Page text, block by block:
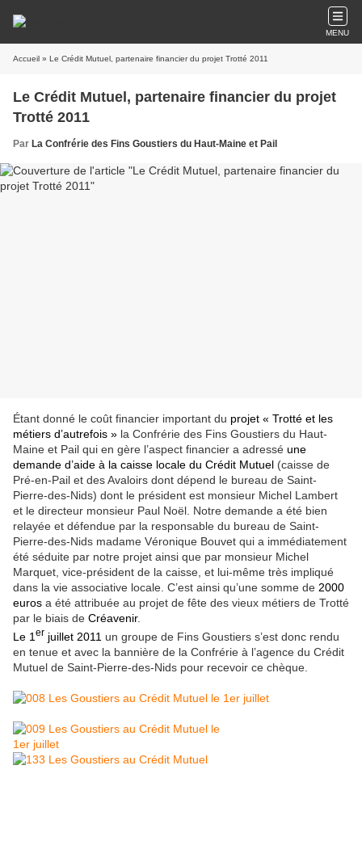
MENU
Accueil » Le Crédit Mutuel, partenaire financier du projet Trotté 2011
Le Crédit Mutuel, partenaire financier du projet
Trotté 2011
Par La Confrérie des Fins Goustiers du Haut-Maine et Pail
Étant donné le coût financier important du projet « Trotté et les
métiers d’autrefois » la Confrérie des Fins Goustiers du Haut-
Maine et Pail qui en gère l’aspect financier a adressé une
demande d’aide à la caisse locale du Crédit Mutuel (caisse de
Pré-en-Pail et des Avaloirs dont dépend le bureau de Saint-
Pierre-des-Nids) dont le président est monsieur Michel Lambert
et le directeur monsieur Paul Noël. Notre demande a été bien
relayée et défendue par la responsable du bureau de Saint-
Pierre-des-Nids madame Véronique Bouvet qui a immédiatement
été séduite par notre projet ainsi que par monsieur Michel
Marquet, vice-président de la caisse, et lui-même très impliqué
dans la vie associative locale. C’est ainsi qu’une somme de 2000
euros a été attribuée au projet de fête des vieux métiers de Trotté
par le biais de Créavenir.
Le 1 er juillet 2011 un groupe de Fins Goustiers s’est donc rendu
en tenue et avec la bannière de la Confrérie à l’agence du Crédit
Mutuel de Saint-Pierre-des-Nids pour recevoir ce chèque.